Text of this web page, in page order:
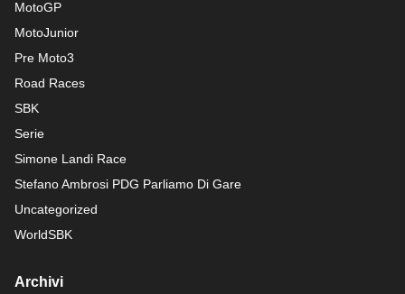
MotoGP
MotoJunior
Pre Moto3
Road Races
SBK
Serie
Simone Landi Race
Stefano Ambrosi PDG Parliamo Di Gare
Uncategorized
WorldSBK
Archivi